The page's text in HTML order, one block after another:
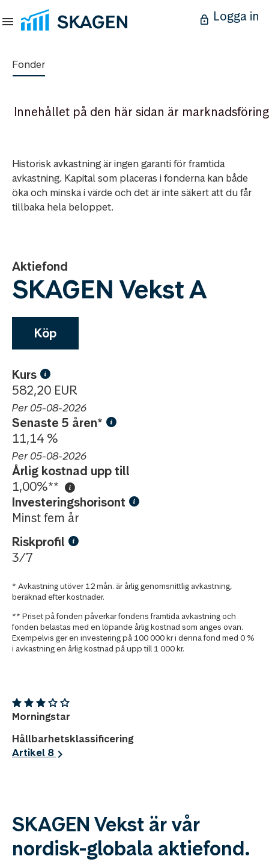
Logga in
Fonder
Innehållet på den här sidan är marknadsföring
Historisk avkastning är ingen garanti för framtida
avkastning. Kapital som placeras i fonderna kan både
öka och minska i värde och det är inte säkert att du får
tillbaka hela beloppet.
Aktiefond
SKAGEN Vekst A
Köp
Kurs
582,20 EUR
Per 05-08-2026
Senaste 5 åren*
11,14 %
Per 05-08-2026
Årlig kostnad upp till
1,00%**
Investeringshorisont
Minst fem år
Riskprofil
3/7
* Avkastning utöver 12 mån. är årlig genomsnittlig avkastning,
beräknad efter kostnader.
** Priset på fonden påverkar fondens framtida avkastning och
fonden belastas med en löpande årlig kostnad som anges ovan.
Exempelvis ger en investering på 100 000 kr i denna fond med 0 %
i avkastning en årlig kostnad på upp till 1 000 kr.
Morningstar
Hållbarhetsklassificering
Artikel 8
SKAGEN Vekst är vår
nordisk-globala aktiefond.